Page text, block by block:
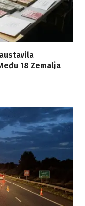
18 Zemalja